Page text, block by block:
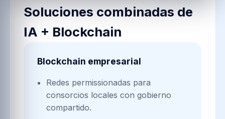
Soluciones combinadas de
IA + Blockchain
Blockchain empresarial
Redes permissionadas para
consorcios locales con gobierno
compartido.